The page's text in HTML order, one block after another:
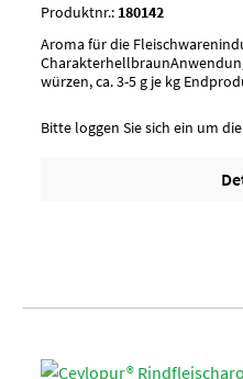
Produktnr.: 180142
Aroma für die
würzen, ca. 3-5 g je kg
Bitte loggen Sie sich ein um